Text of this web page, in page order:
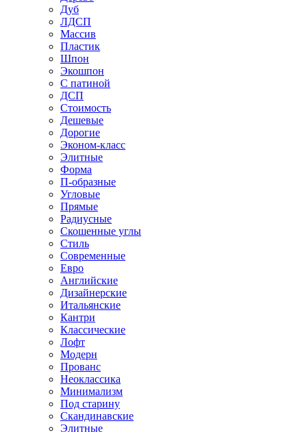
Дуб
ЛДСП
Массив
Пластик
Шпон
Экошпон
С патиной
ДСП
Стоимость
Дешевые
Дорогие
Эконом-класс
Элитные
Форма
П-образные
Угловые
Прямые
Радиусные
Скошенные углы
Стиль
Современные
Евро
Английские
Дизайнерские
Итальянские
Кантри
Классические
Лофт
Модерн
Прованс
Неоклассика
Минимализм
Под старину
Скандинавские
Элитные